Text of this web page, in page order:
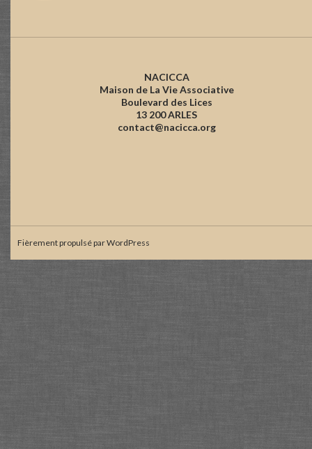
NACICCA
Maison de La Vie Associative
Boulevard des Lices
13 200 ARLES
contact@nacicca.org
Fièrement propulsé par WordPress